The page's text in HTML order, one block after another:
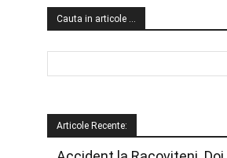
Cauta in articole …
Articole Recente: